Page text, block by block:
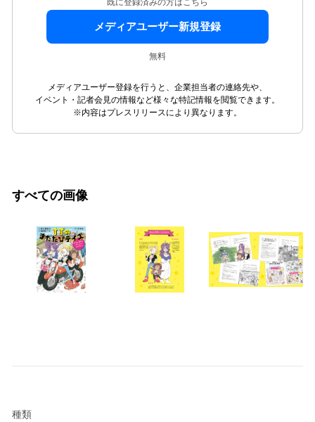
既に登録済みの方はこちら
メディアユーザー新規登録
無料
メディアユーザー登録を行うと、企業担当者の連絡先や、
イベント・記者会見の情報など様々な特記情報を閲覧できます。
※内容はプレスリリースにより異なります。
すべての画像
種類